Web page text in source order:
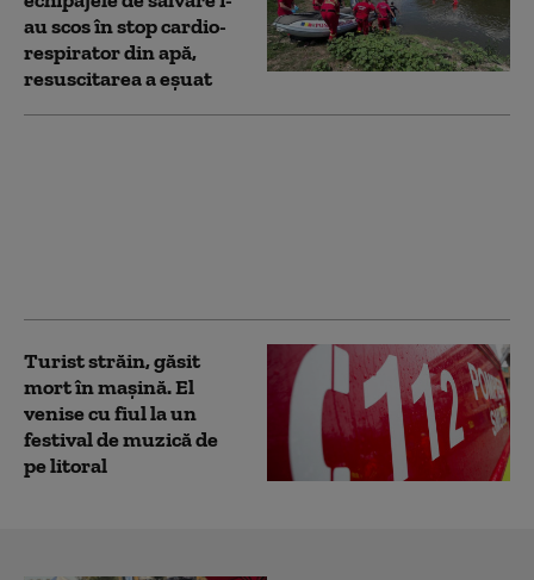
au scos în stop cardio-
respirator din apă,
resuscitarea a eșuat
Turist străin, găsit
mort în mașină. El
venise cu fiul la un
festival de muzică de
pe litoral